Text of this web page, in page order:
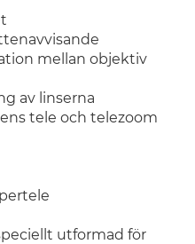
mellan objektiv
av linserna
tele och telezoom
utformad för